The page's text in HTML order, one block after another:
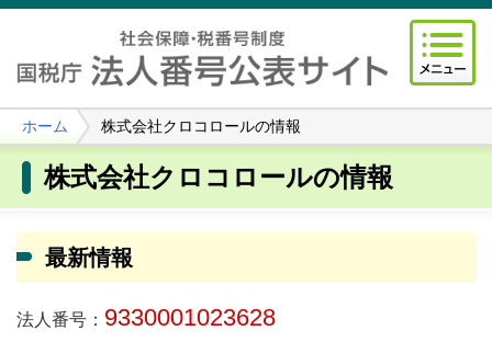
ホーム 株式会社クロコロールの情報
株式会社クロコロールの情報
最新情報
法人番号： 9330001023628